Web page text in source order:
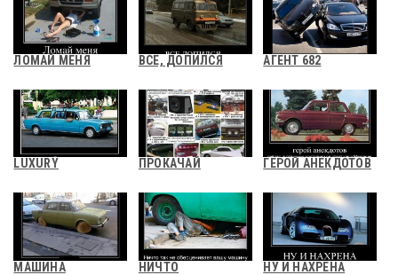
ЛОМАЙ МЕНЯ ВСЕ, ДОПИЛСЯ АГЕНТ 682
LUXURY ПРОКАЧАЙ ГЕРОЙ АНЕКДОТОВ
МАШИНА НИЧТО НУ И НАХРЕНА